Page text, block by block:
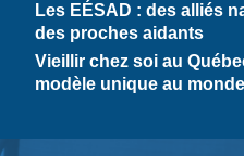
Les EÉSAD : des alliés
des proches aidants
Vieillir chez soi au
modèle unique au monde